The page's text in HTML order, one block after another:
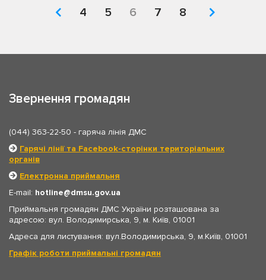
4 5 6 7 8
Звернення громадян
(044) 363-22-50 - гаряча лінія ДМС
Гарячі лінії та Facebook-сторінки територіальних
органів
Електронна приймальня
E-mail: hotline
dmsu.gov.ua
Приймальня громадян ДМС України розташована за
адресою: вул. Володимирська, 9, м. Київ, 01001
Адреса для листування: вул.Володимирська, 9, м.Київ, 01001
Графік роботи приймальні громадян